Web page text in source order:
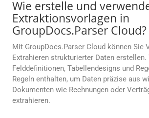
Wie erstelle und
Extraktionsvorlagen in
GroupDocs.Parser Cloud?
Mit GroupDocs.Parser Cloud können Sie
Extrahieren strukturierter Daten
Felddefinitionen, Tabellendesigns und
Regeln enthalten, um Daten präzise aus
Dokumenten wie Rechnungen oder
extrahieren.